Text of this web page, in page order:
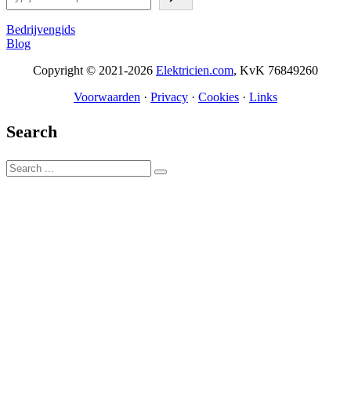
Bedrijvengids
Blog
Copyright © 2021-2026 Elektricien.com, KvK 76849260
Voorwaarden · Privacy · Cookies · Links
Search